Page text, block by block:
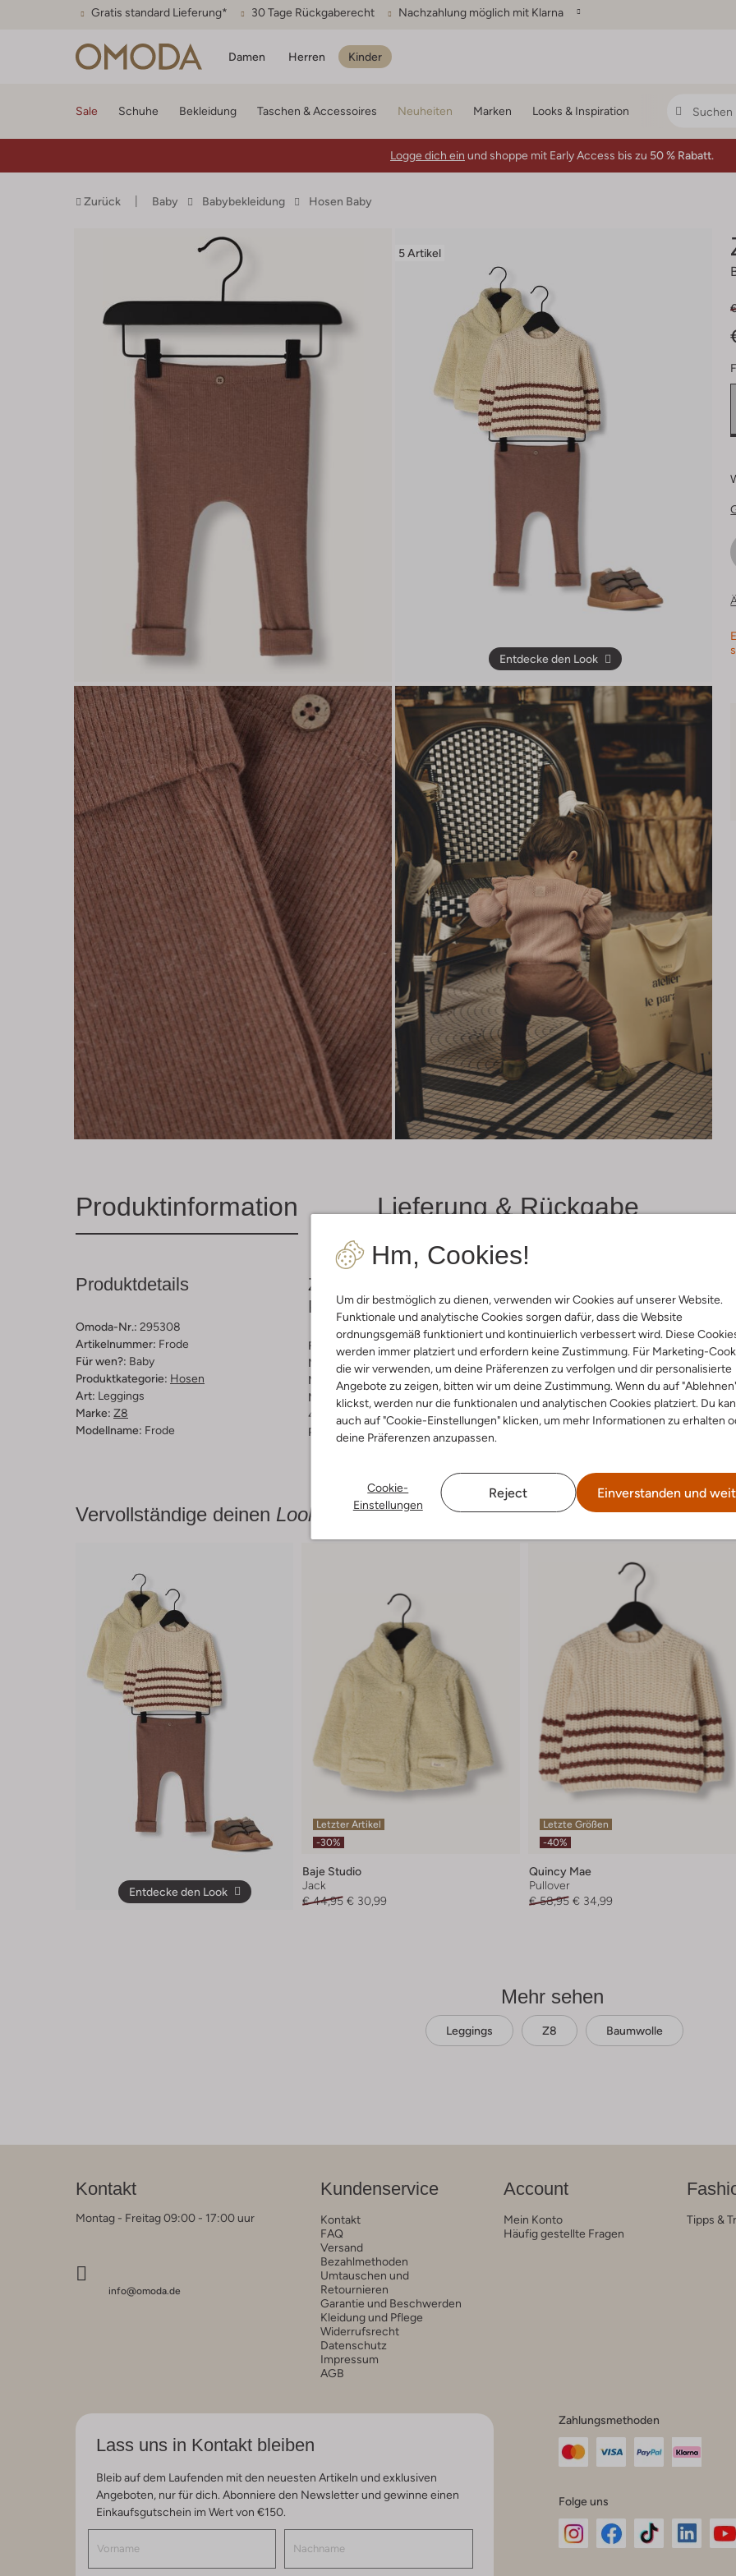
Gratis standard Lieferung* 30 Tage Rückgaberecht Nachzahlung möglich mit Klarna
Damen Herren Kinder
Hm, Cookies!
Um dir bestmöglich zu dienen, verwenden wir Cookies auf unserer Website.
Funktionale und analytische Cookies sorgen dafür, dass die Website
ordnungsgemäß funktioniert und kontinuierlich verbessert wird. Diese
werden immer platziert und erfordern keine Zustimmung. Für Marketing-
die wir verwenden, um deine Präferenzen zu verfolgen und dir personalisierte
Angebote zu zeigen, bitten wir um deine Zustimmung. Wenn du auf
klickst, werden nur die funktionalen und analytischen Cookies platziert. Du
auch auf "Cookie-Einstellungen" klicken, um mehr Informationen zu erhalten
deine Präferenzen anzupassen.
Cookie-
Einstellungen
Reject Einverstanden und
Sale Schuhe Bekleidung Taschen & Accessoires Neuheiten Marken Looks & Inspiration
Logge dich ein und shoppe mit Early Access bis zu 50 % Rabatt.
Zurück Baby Babybekleidung Hosen Baby
5 Artikel
Entdecke den Look
Produktinformation Lieferung & Rückgabe
Produktdetails
Omoda-Nr.: 295308
Artikelnummer: Frode
Für wen?: Baby
Produktkategorie: Hosen
Art: Leggings
Marke: Z8
Modellname: Frode
Zusammensetzung &
Passform
Farbe :
Braun
Muster:
Gerade
Material:
Baumwolle
Materiaalpercentages:
48% Katoen, 48% Polyester, 4% Elastaan
Passform:
Slim
30 bei 30 Grad
Nicht Bügeln
Nicht in den Trockner
Nicht chemisch Reinigen
Nicht Bleichen
Vervollständige deinen Look
Entdecke den Look
Letzter Artikel
-30%
Baje Studio
Jack
€ 44,95 € 30,99
Letzte Größen
-40%
Quincy Mae
Pullover
€ 58,95 € 34,99
Mehr sehen
Leggings Z8 Baumwolle
Kontakt
Montag - Freitag 09:00 - 17:00 uur
info@omoda.de
Kundenservice
Kontakt
FAQ
Versand
Bezahlmethoden
Umtauschen und
Retournieren
Garantie und Beschwerden
Kleidung und Pflege
Widerrufsrecht
Datenschutz
Impressum
AGB
Account
Mein Konto
Häufig gestellte Fragen
Tipps &
Lass uns in Kontakt bleiben
Bleib auf dem Laufenden mit den neuesten Artikeln und exklusiven
Angeboten, nur für dich. Abonniere den Newsletter und gewinne einen
Einkaufsgutschein im Wert von €150.
Zahlungsmethoden
Folge uns